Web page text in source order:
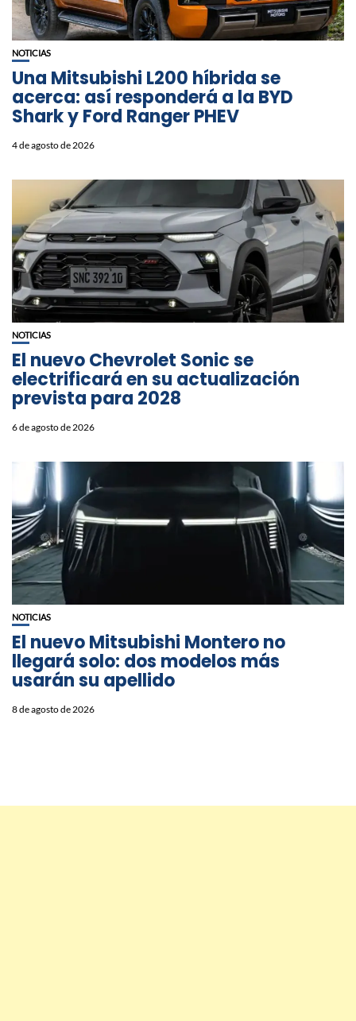
NOTICIAS
Una Mitsubishi L200 híbrida se
acerca: así responderá a la BYD
Shark y Ford Ranger PHEV
4 de agosto de 2026
NOTICIAS
El nuevo Chevrolet Sonic se
electrificará en su actualización
prevista para 2028
6 de agosto de 2026
NOTICIAS
⁠El nuevo Mitsubishi Montero no
llegará solo: dos modelos más
usarán su apellido
8 de agosto de 2026